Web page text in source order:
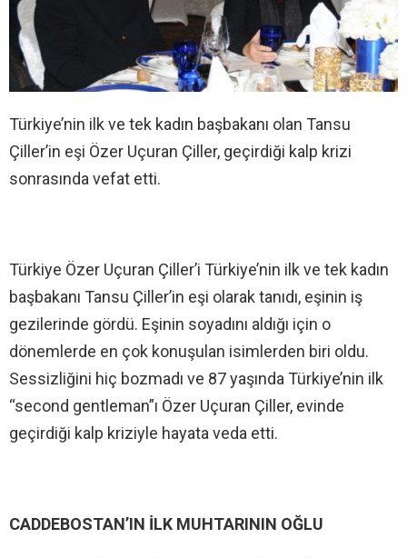
Türkiye’nin ilk ve tek kadın başbakanı olan Tansu
Çiller’in eşi Özer Uçuran Çiller, geçirdiği kalp krizi
sonrasında vefat etti.
Türkiye Özer Uçuran Çiller’i Türkiye’nin ilk ve tek kadın
başbakanı Tansu Çiller’in eşi olarak tanıdı, eşinin iş
gezilerinde gördü. Eşinin soyadını aldığı için o
dönemlerde en çok konuşulan isimlerden biri oldu.
Sessizliğini hiç bozmadı ve 87 yaşında Türkiye’nin ilk
“second gentleman”ı Özer Uçuran Çiller, evinde
geçirdiği kalp kriziyle hayata veda etti.
CADDEBOSTAN’IN İLK MUHTARININ OĞLU